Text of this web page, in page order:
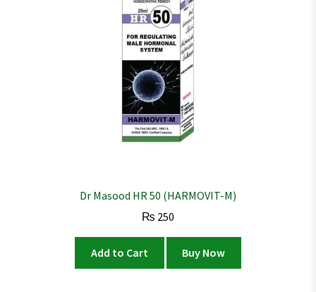
Dr Masood HR 50 (HARMOVIT-M)
₨ 250
Add to Cart Buy Now